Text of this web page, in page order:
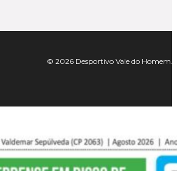
© 2026 Desportivo Vale do Homem.